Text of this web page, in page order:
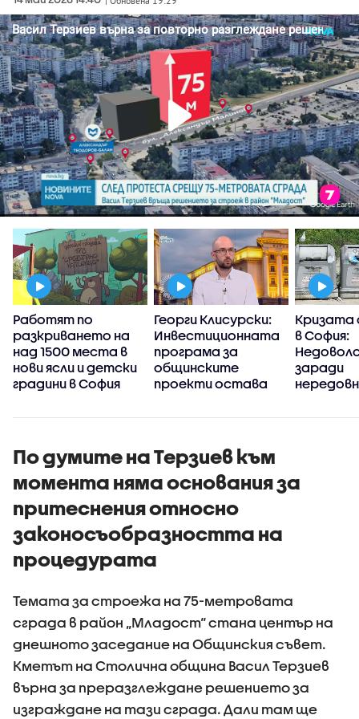
Работят по
разкриването на
над 1500 места в
нови ясли и детски
градини в София
Георги Клисурски:
Инвестиционната
програма за
общинските
проекти остава
Кризата
в София:
заради
зона 3
По думите на Терзиев към
момента няма основания за
притеснения относно
законосъобразността на
процедурата
Темата за строежа на 75-метровата
сграда в район „Младост“ стана център на
днешното заседание на Общинския съвет.
Кметът на Столична община Васил Терзиев
върна за преразглеждане решението за
изграждане на тази сграда. Дали там ще